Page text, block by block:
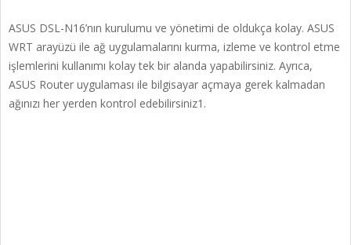
ASUS DSL-N16’nın kurulumu ve yönetimi de oldukça kolay. ASUS
WRT arayüzü ile ağ uygulamalarını kurma, izleme ve kontrol etme
işlemlerini kullanımı kolay tek bir alanda yapabilirsiniz. Ayrıca,
ASUS Router uygulaması ile bilgisayar açmaya gerek kalmadan
ağınızı her yerden kontrol edebilirsiniz1.